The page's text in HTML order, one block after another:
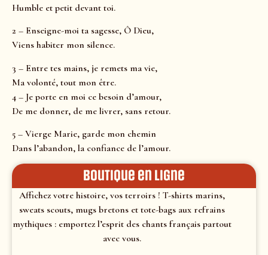
Humble et petit devant toi.
2 – Enseigne-moi ta sagesse, Ô Dieu,
Viens habiter mon silence.
3 – Entre tes mains, je remets ma vie,
Ma volonté, tout mon être.
4 – Je porte en moi ce besoin d’amour,
De me donner, de me livrer, sans retour.
5 – Vierge Marie, garde mon chemin
Dans l’abandon, la confiance de l’amour.
Boutique en ligne
Affichez votre histoire, vos terroirs ! T-shirts marins,
sweats scouts, mugs bretons et tote-bags aux refrains
mythiques : emportez l’esprit des chants français partout
avec vous.